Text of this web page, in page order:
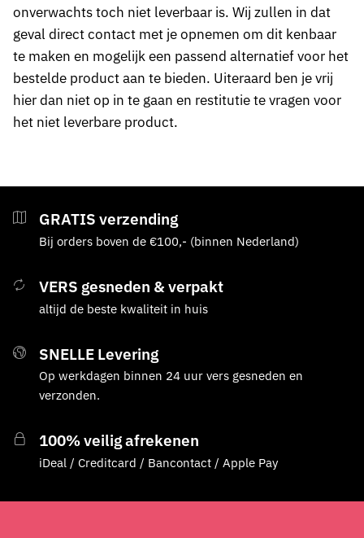
onverwachts toch niet leverbaar is. Wij zullen in dat
geval direct contact met je opnemen om dit kenbaar
te maken en mogelijk een passend alternatief voor het
bestelde product aan te bieden. Uiteraard ben je vrij
hier dan niet op in te gaan en restitutie te vragen voor
het niet leverbare product.
GRATIS verzending
Bij orders boven de €100,- (binnen Nederland)
VERS gesneden & verpakt
altijd de beste kwaliteit in huis
SNELLE Levering
Op werkdagen binnen 24 uur vers gesneden en
verzonden.
100% veilig afrekenen
iDeal / Creditcard / Bancontact / Apple Pay